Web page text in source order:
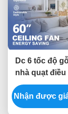
Dc 6 tốc độ
nhà quạt điều
xa nội thất
Nhận được